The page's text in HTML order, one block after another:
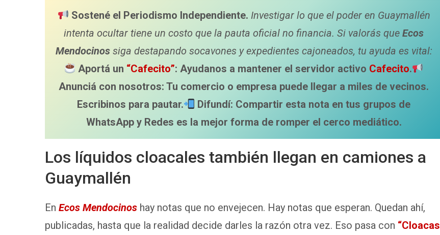
Sostené el Periodismo Independiente. Investigar lo que el poder en Guaymallén
intenta ocultar tiene un costo que la pauta oficial no financia. Si valorás que Ecos
Mendocinos siga destapando socavones y expedientes cajoneados, tu ayuda es vital:
Aportá un “Cafecito”: Ayudanos a mantener el servidor activo Cafecito.
Anunciá con nosotros: Tu comercio o empresa puede llegar a miles de vecinos.
Escribinos para pautar.
Difundí: Compartir esta nota en tus grupos de
WhatsApp y Redes es la mejor forma de romper el cerco mediático.
Los líquidos cloacales también llegan en camiones a
Guaymallén
En Ecos Mendocinos hay notas que no envejecen. Hay notas que esperan. Quedan ahí,
publicadas, hasta que la realidad decide darles la razón otra vez. Eso pasa con “Cloacas